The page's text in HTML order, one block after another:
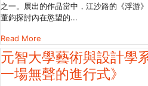
之一。展出的作品當中，江沙路的《浮游
董鈞探討內在慾望的...
Read More
元智大學藝術與設計學
一場無聲的進行式》